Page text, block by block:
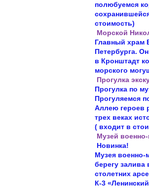
полюбуемся
стоимость)
Морской
Главный храм
Петербурга.
в Кронштадт
морского
Прогулка
Прогулка по
Прогуляемся
Аллею героев
трех веках
( входит в
Музей
Новинка!
Музея военно-
берегу
столетних
К-3